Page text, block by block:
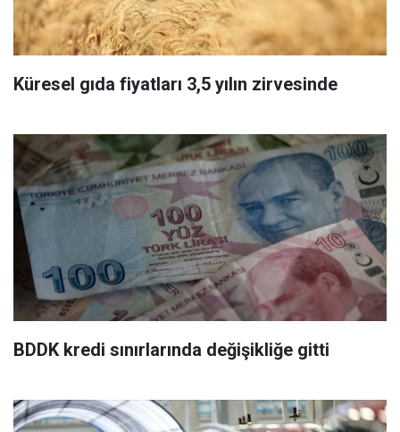
Küresel gıda fiyatları 3,5 yılın zirvesinde
BDDK kredi sınırlarında değişikliğe gitti